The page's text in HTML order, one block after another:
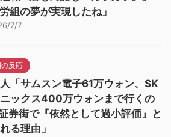
組の夢が実現したね」
7/7
反応
「サムスン電子61万ウォン、SK
ックス400万ウォンまで行くの
券街で『依然として過小評価』と
る理由」